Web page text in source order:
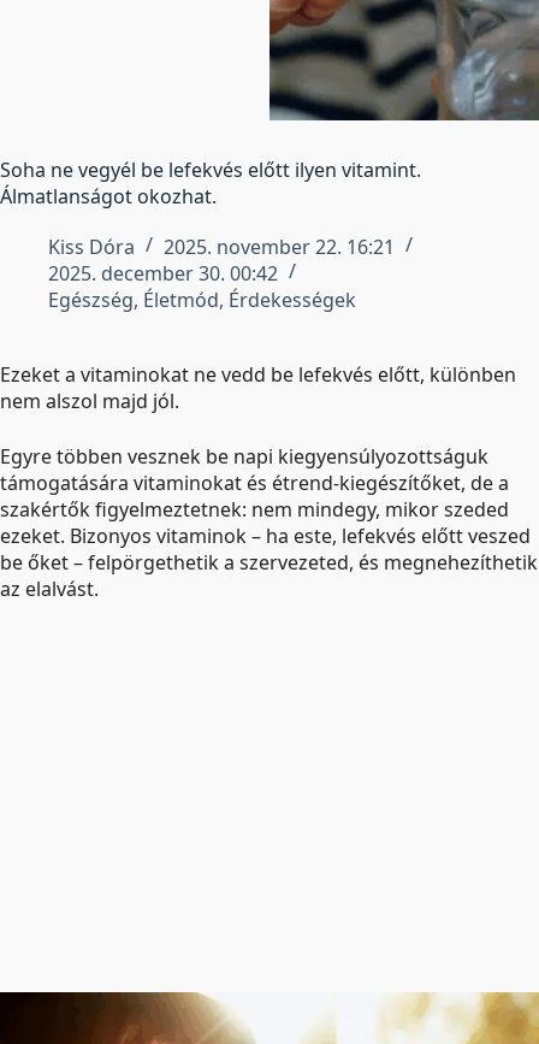
Soha ne vegyél be lefekvés előtt ilyen vitamint.
Álmatlanságot okozhat.
Kiss Dóra
2025. november 22. 16:21
2025. december 30. 00:42
Egészség, Életmód, Érdekességek
Ezeket a vitaminokat ne vedd be lefekvés előtt, különben
nem alszol majd jól.
Egyre többen vesznek be napi kiegyensúlyozottságuk
támogatására vitaminokat és étrend-kiegészítőket, de a
szakértők figyelmeztetnek: nem mindegy, mikor szeded
ezeket. Bizonyos vitaminok – ha este, lefekvés előtt veszed
be őket – felpörgethetik a szervezeted, és megnehezíthetik
az elalvást.